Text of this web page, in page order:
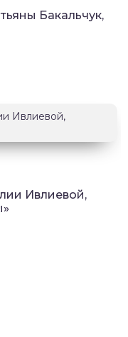
Бакальчук,
Ивлиевой,